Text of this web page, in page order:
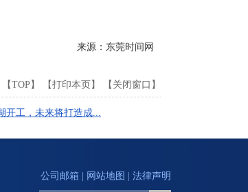
来源：东莞时间网
【TOP 】 【打印本页 】 【 关闭窗口 】
开工，未来将打造成...
公司邮箱 网站地图 法律声明